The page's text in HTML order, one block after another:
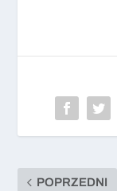
POPRZEDNI